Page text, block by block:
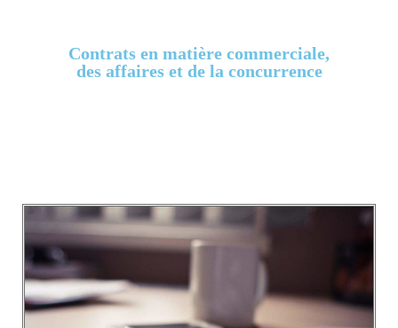
Contrats en matière commerciale,
des affaires et de la concurrence